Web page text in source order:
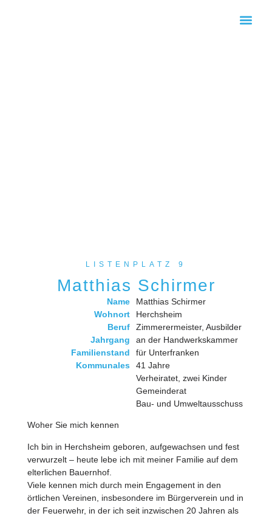
LISTENPLATZ 9
Matthias Schirmer
Name
Wohnort
Beruf
Jahrgang
Familienstand
Kommunales
Matthias Schirmer
Herchsheim
Zimmerermeister, Ausbilder
an der Handwerkskammer
für Unterfranken
41 Jahre
Verheiratet, zwei Kinder
Gemeinderat
Bau- und Umweltausschuss
Woher Sie mich kennen
Ich bin in Herchsheim geboren, aufgewachsen und fest
verwurzelt – heute lebe ich mit meiner Familie auf dem
elterlichen Bauernhof.
Viele kennen mich durch mein Engagement in den
örtlichen Vereinen, insbesondere im Bürgerverein und in
der Feuerwehr, in der ich seit inzwischen 20 Jahren als